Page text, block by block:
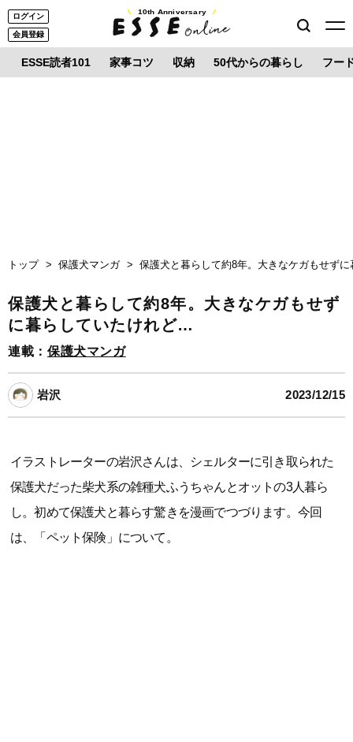
ログイン
会員登録
10th Anniversary
ESSE読者101 家事コツ 収納 50代からの暮らし フー
トップ 保護犬マンガ 保護犬と暮らして約8年。大きなケガもせず
保護犬と暮らして約8年。大きなケガもせず
に暮らしていたけれど…
連載： 保護犬マンガ
岩沢 2023/12/15
イラストレーターの岩沢さんは、シェルターに引き取られた
保護犬だった柴犬系の雑種犬ふうちゃんとオットの3人暮ら
し。初めて保護犬と暮らす驚きを漫画でつづります。今回
は、「ペット保険」について。